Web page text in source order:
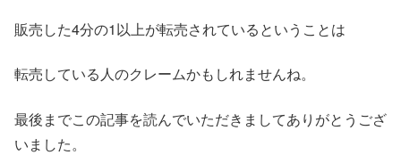
販売した4分の1以上が転売されているということは
転売している人のクレームかもしれませんね。
最後までこの記事を読んでいただきましてありがとうござ
いました。